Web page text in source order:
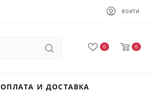
ВОЙТИ
0 0
ОПЛАТА И ДОСТАВКА